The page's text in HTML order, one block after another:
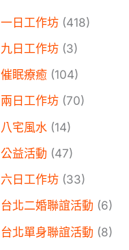
一日工作坊 (418)
九日工作坊 (3)
催眠療癒 (104)
兩日工作坊 (70)
八宅風水 (14)
公益活動 (47)
六日工作坊 (33)
台北二婚聯誼活動 (6)
台北單身聯誼活動 (8)